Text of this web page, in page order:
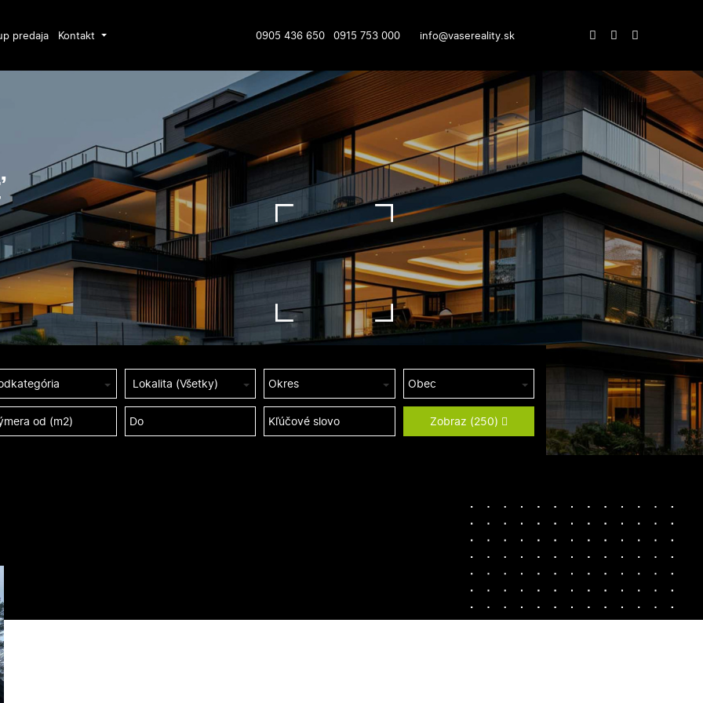
predaja Kontakt 0905 436 650 0915 753 000 info@vasereality.sk
Lokalita (Všetky) Okres Obec
Zobraz (250)